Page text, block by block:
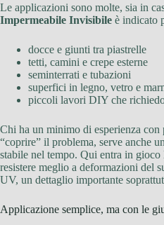
Le applicazioni sono molte, sia in
Impermeabile Invisibile è indicato
docce e giunti tra piastrelle
tetti, camini e crepe esterne
seminterrati e tubazioni
superfici in legno, vetro e
piccoli lavori DIY che
Chi ha un minimo di esperienza
“coprire” il problema, serve anche
stabile nel tempo. Qui entra in
resistere meglio a deformazioni del
UV, un dettaglio importante
Applicazione semplice, ma con le